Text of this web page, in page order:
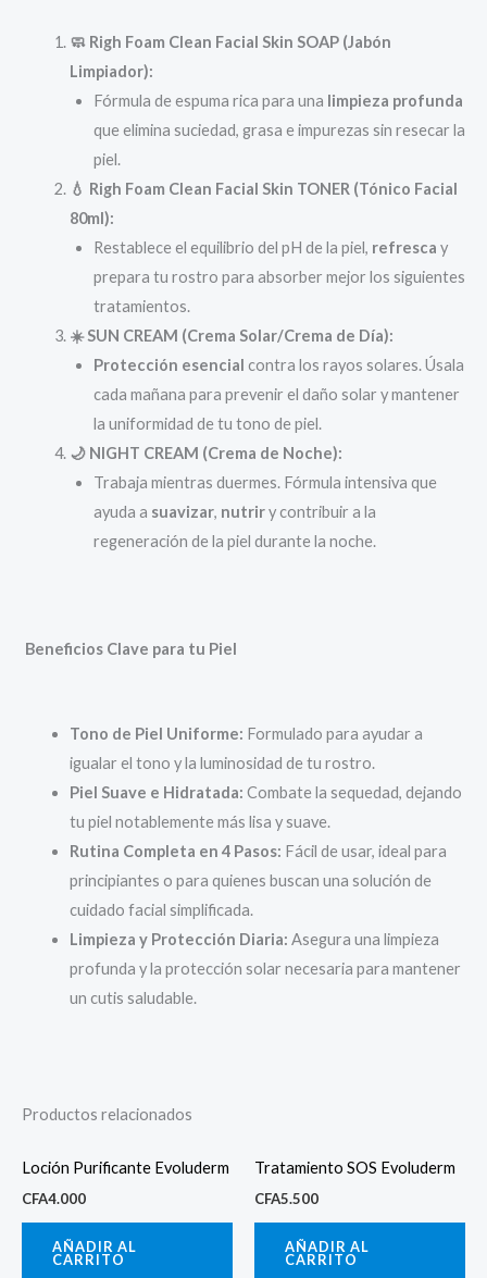
🧼 Righ Foam Clean Facial Skin SOAP (Jabón
Limpiador):
Fórmula de espuma rica para una limpieza profunda
que elimina suciedad, grasa e impurezas sin resecar la
piel.
💧 Righ Foam Clean Facial Skin TONER (Tónico Facial
80ml):
Restablece el equilibrio del pH de la piel, refresca y
prepara tu rostro para absorber mejor los siguientes
tratamientos.
☀️ SUN CREAM (Crema Solar/Crema de Día):
Protección esencial contra los rayos solares. Úsala
cada mañana para prevenir el daño solar y mantener
la uniformidad de tu tono de piel.
🌙 NIGHT CREAM (Crema de Noche):
Trabaja mientras duermes. Fórmula intensiva que
ayuda a suavizar, nutriry contribuir a la
regeneración de la piel durante la noche.
Beneficios Clave para tu Piel
Tono de Piel Uniforme: Formulado para ayudar a
igualar el tono y la luminosidad de tu rostro.
Piel Suave e Hidratada: Combate la sequedad, dejando
tu piel notablemente más lisa y suave.
Rutina Completa en 4 Pasos: Fácil de usar, ideal para
principiantes o para quienes buscan una solución de
cuidado facial simplificada.
Limpieza y Protección Diaria: Asegura una limpieza
profunda y la protección solar necesaria para mantener
un cutis saludable.
Productos relacionados
Loción Purificante Evoluderm
CFA4.000
AÑADIR AL
CARRITO
Tratamiento SOS Evoluderm
CFA5.500
AÑADIR AL
CARRITO